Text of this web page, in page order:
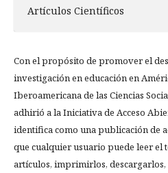
Artí­culos Científicos
Con el propósito de promover el
investigación en educación en
Iberoamericana de las Ciencias
adhirió a la Iniciativa de Acceso
identifica como una publicación de
que cualquier usuario puede leer el
artículos, imprimirlos,